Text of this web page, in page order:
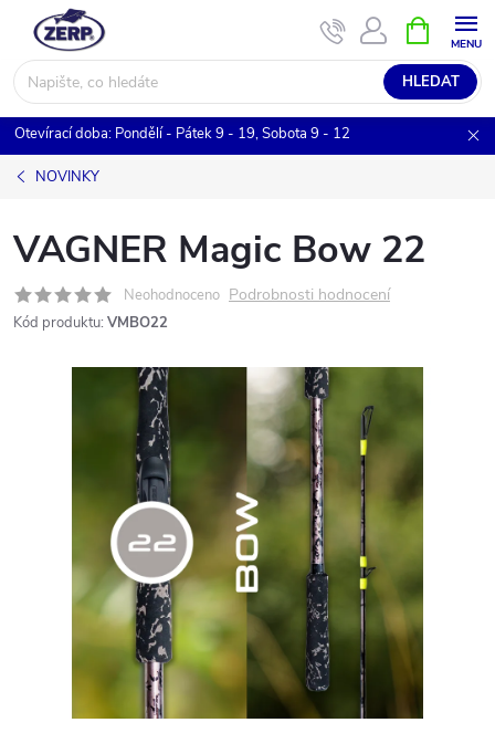
obsah
HLEDAT
NÁKUPNÍ
KOŠÍK
Otevírací doba: Pondělí - Pátek 9 - 19, Sobota 9 - 12
NOVINKY
VAGNER Magic Bow 22
Neohodnoceno Podrobnosti hodnocení
Kód produktu: VMBO22